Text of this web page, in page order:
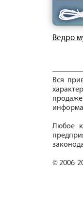
Ведро
Вся
Любое
© 2006-